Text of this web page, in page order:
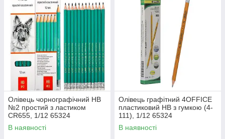
Олівець чорнографічний НВ
№2 простий з ластиком
CR655, 1/12 65324
В наявності
Олівець графітний 4OFFICE
пластиковий НВ з гумкою (4-
111), 1/12 65324
В наявності